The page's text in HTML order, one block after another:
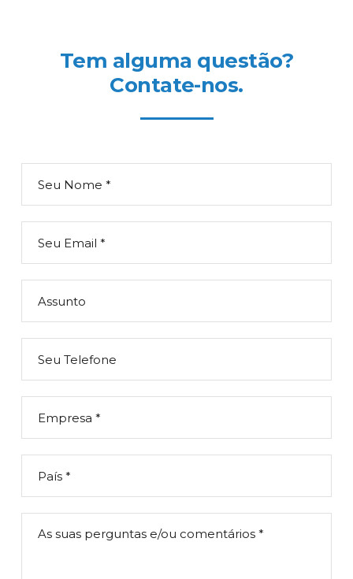
Tem alguma questão?
Contate-nos.